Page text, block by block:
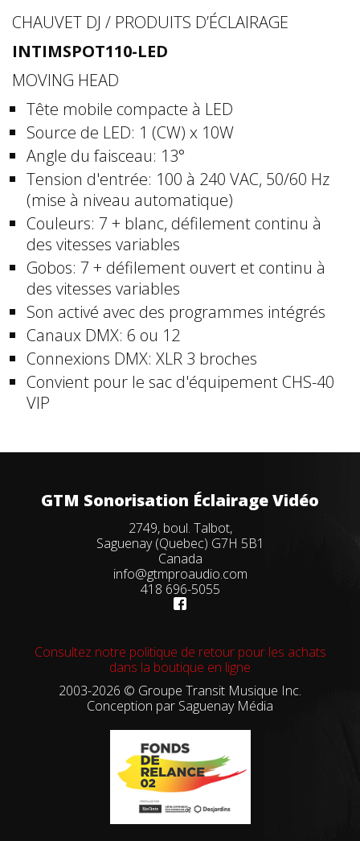
CHAUVET DJ / PRODUITS D’ÉCLAIRAGE
INTIMSPOT110-LED
MOVING HEAD
Tête mobile compacte à LED
Source de LED: 1 (CW) x 10W
Angle du faisceau: 13°
Tension d'entrée: 100 à 240 VAC, 50/60 Hz
(mise à niveau automatique)
Couleurs: 7 + blanc, défilement continu à
des vitesses variables
Gobos: 7 + défilement ouvert et continu à
des vitesses variables
Son activé avec des programmes intégrés
Canaux DMX: 6 ou 12
Connexions DMX: XLR 3 broches
Convient pour le sac d'équipement CHS-40
VIP
GTM Sonorisation Éclairage Vidéo
2749, boul. Talbot,
Saguenay (Quebec) G7H 5B1
Canada
info@gtmproaudio.com
418 696-5055
Consultez notre politique de retour pour les achats
dans la boutique en ligne
2003-2026 © Groupe Transit Musique Inc.
Conception par Saguenay Média